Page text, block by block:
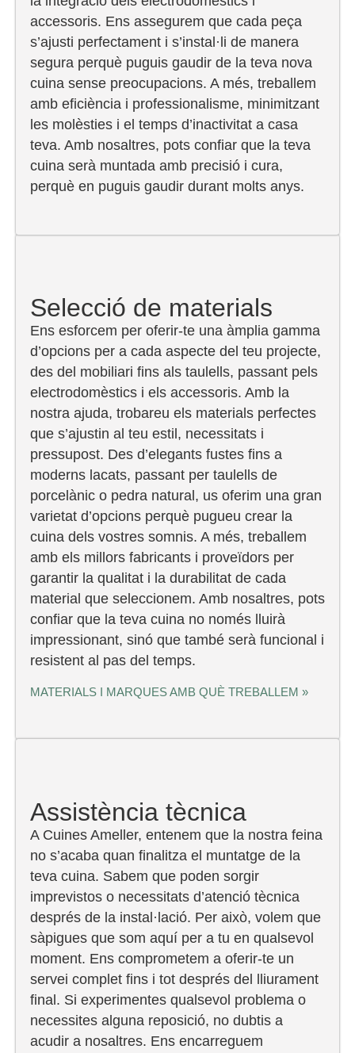
Selecció de materials
Ens esforcem per oferir-te una àmplia gamma
d’opcions per a cada aspecte del teu projecte,
des del mobiliari fins als taulells, passant pels
electrodomèstics i els accessoris. Amb la
nostra ajuda, trobareu els materials perfectes
que s’ajustin al teu estil, necessitats i
pressupost. Des d’elegants fustes fins a
moderns lacats, passant per taulells de
porcelànic o pedra natural, us oferim una gran
varietat d’opcions perquè pugueu crear la
cuina dels vostres somnis. A més, treballem
amb els millors fabricants i proveïdors per
garantir la qualitat i la durabilitat de cada
material que seleccionem. Amb nosaltres, pots
confiar que la teva cuina no només lluirà
impressionant, sinó que també serà funcional i
resistent al pas del temps.
MATERIALS I MARQUES AMB QUÈ TREBALLEM »
accessoris. Ens assegurem que cada peça
s’ajusti perfectament i s’instal·li de manera
segura perquè puguis gaudir de la teva nova
cuina sense preocupacions. A més, treballem
amb eficiència i professionalisme, minimitzant
les molèsties i el temps d’inactivitat a casa
teva. Amb nosaltres, pots confiar que la teva
cuina serà muntada amb precisió i cura,
perquè en puguis gaudir durant molts anys.
Assistència tècnica
A Cuines Ameller, entenem que la nostra feina
no s’acaba quan finalitza el muntatge de la
teva cuina. Sabem que poden sorgir
imprevistos o necessitats d’atenció tècnica
després de la instal·lació. Per això, volem que
sàpigues que som aquí per a tu en qualsevol
moment. Ens comprometem a oferir-te un
servei complet fins i tot després del lliurament
final. Si experimentes qualsevol problema o
necessites alguna reposició, no dubtis a
acudir a nosaltres. Ens encarreguem